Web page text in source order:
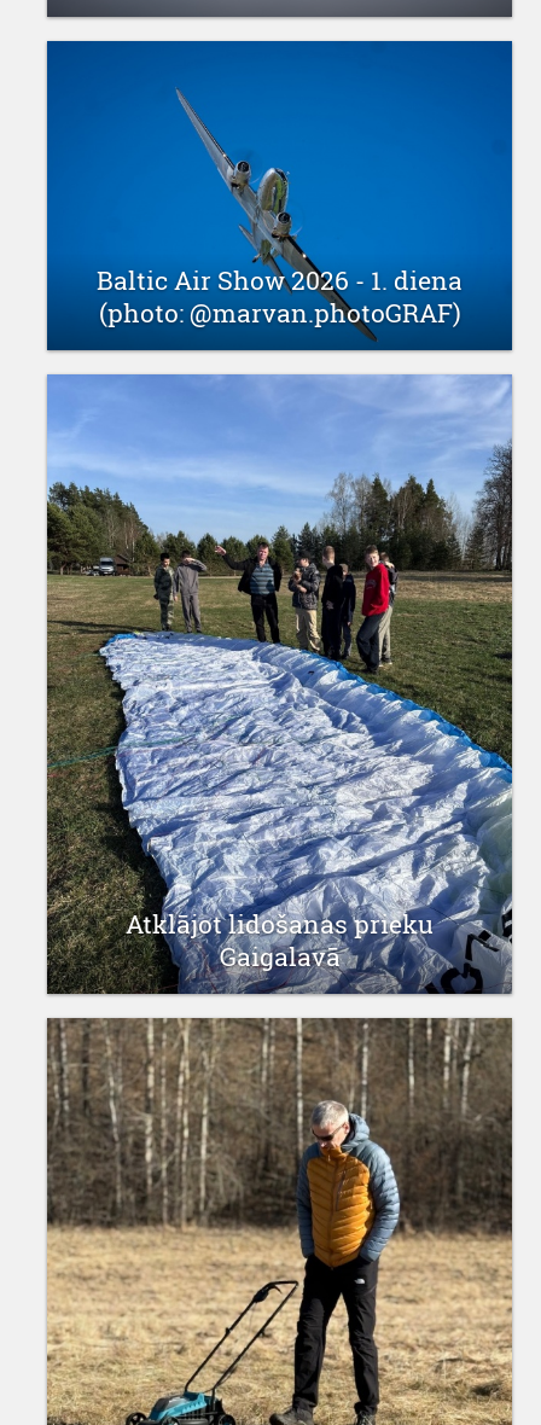
Baltic Air Show 2026 - 1. diena
(photo: @marvan.photoGRAF)
Atklājot lidošanas prieku
Gaigalavā
21 aprīlis 2026